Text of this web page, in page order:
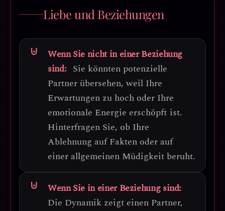
Liebe und Beziehungen
Wenn Sie nicht in einer Beziehung
sind: Sie könnten potenzielle
Partner übersehen, weil Ihre
Erwartungen zu hoch oder Ihre
emotionale Energie erschöpft ist.
Hinterfragen Sie, ob Ihre
Ablehnung auf Fakten oder auf
einer allgemeinen Müdigkeit beruht.
Wenn Sie in einer Beziehung sind:
Die Dynamik zeigt einen Partner,